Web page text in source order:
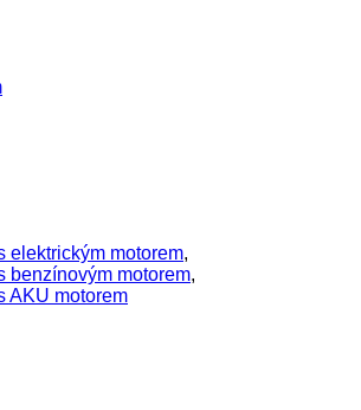
elektrickým motorem,
benzínovým motorem,
AKU motorem